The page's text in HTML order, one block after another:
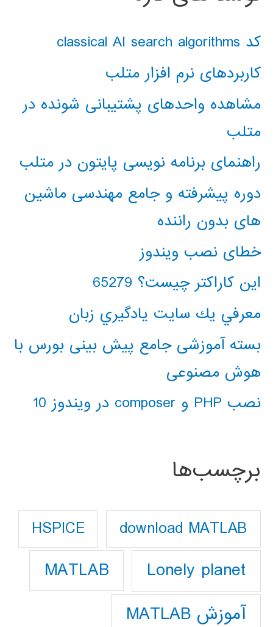
کد classical AI search algorithms
کاربردهای نرم افزار متلب
مشاهده واحدهای پشتیبانی شونده در
متلب
راهنمای برنامه نویسی پایتون در متلب
دوره پیشرفته و جامع مهندسی ماشین
های بدون راننده
خطای نصب ویندوز
این کاراکتر چیست؟ 65279
معرفي يك سايت يادگيري زبان
بسته آموزشی جامع پیش بینی بورس با
هوش مصنوعی
نصب PHP و composer در ویندوز 10
برچسب‌ها
download MATLAB
HSPICE
Lonely planet
MATLAB
آموزش MATLAB